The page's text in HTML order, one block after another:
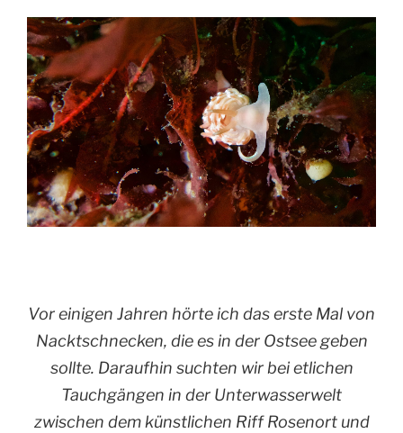
Vor einigen Jahren hörte ich das erste Mal von
Nacktschnecken, die es in der Ostsee geben
sollte. Daraufhin suchten wir bei etlichen
Tauchgängen in der Unterwasserwelt
zwischen dem künstlichen Riff Rosenort und